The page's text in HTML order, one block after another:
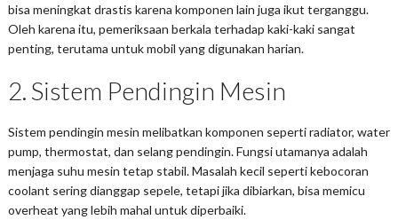
bisa meningkat drastis karena komponen lain juga ikut terganggu.
Oleh karena itu, pemeriksaan berkala terhadap kaki-kaki sangat
penting, terutama untuk mobil yang digunakan harian.
2. Sistem Pendingin Mesin
Sistem pendingin mesin melibatkan komponen seperti radiator, water
pump, thermostat, dan selang pendingin. Fungsi utamanya adalah
menjaga suhu mesin tetap stabil. Masalah kecil seperti kebocoran
coolant sering dianggap sepele, tetapi jika dibiarkan, bisa memicu
overheat yang lebih mahal untuk diperbaiki.